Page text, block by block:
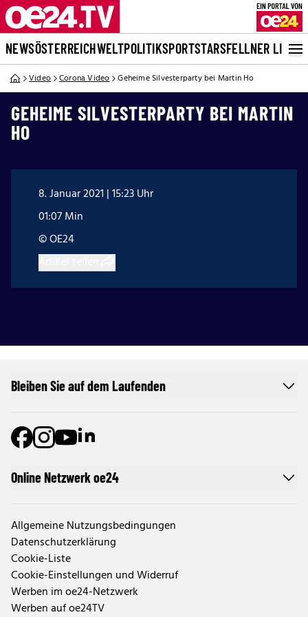
NEWSÖSTERREICHWELTPOLITIKSPORTSTARSFELLNER LIVE
Video Corona Video Geheime Silvesterparty bei Martin Ho
GEHEIME SILVESTERPARTY BEI MARTIN
HO
8. Januar 2021 | 15:23 Uhr
01:07 Min
© OE24
Online Netzwerk oe24
Allgemeine Nutzungsbedingungen
Datenschutzerklärung
Cookie-Liste
Cookie-Einstellungen und Widerruf
Werben im oe24-Netzwerk
Werben auf oe24TV
Bleiben Sie auf dem Laufenden